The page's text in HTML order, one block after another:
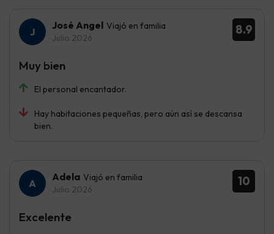
8.9
José Angel Viajó en familia
Julio 2026
El personal encantador.
Hay habitaciones pequeñas, pero aún así se descansa
bien.
Muy bien
10
Adela Viajó en familia
Julio 2026
Excelente